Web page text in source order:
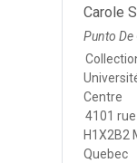
Carole
Punto
Centre
4101
H1X2B2
Quebec